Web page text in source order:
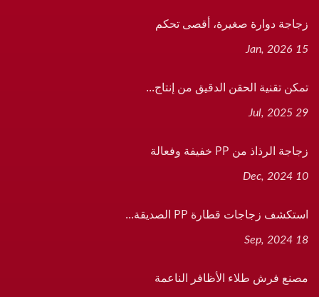
زجاجة دوارة صغيرة، أقصى تحكم
15 Jan, 2026
تمكن تقنية الحقن الدقيق من إنتاج...
29 Jul, 2025
زجاجة الرذاذ من PP خفيفة وفعالة
10 Dec, 2024
استكشف زجاجات قطارة PP الصديقة...
18 Sep, 2024
مصنع فرش طلاء الأظافر الناعمة